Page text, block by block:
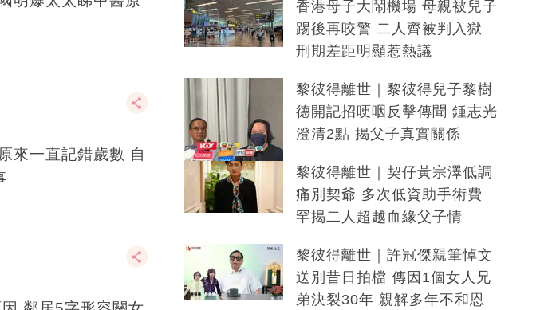
來一直記錯歲數 自
香港母子大鬧機場 母親被兒子
踢後再咬警 二人齊被判入獄
刑期差距明顯惹熱議
黎彼得離世｜黎彼得兒子黎樹
德開記招哽咽反擊傳聞 鍾志光
澄清2點 揭父子真實關係
黎彼得離世｜契仔黃宗澤低調
痛別契爺 多次低資助手術費
罕揭二人超越血緣父子情
黎彼得離世｜許冠傑親筆悼文
送別昔日拍檔 傳因1個女人兄
弟決裂30年 親解多年不和恩